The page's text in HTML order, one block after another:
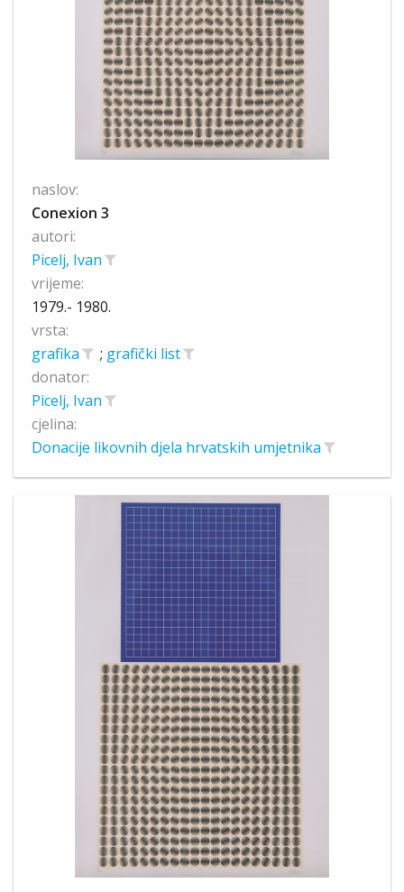
naslov:
Conexion 3
autori:
Picelj, Ivan
vrijeme:
1979.- 1980.
vrsta:
grafika
; grafički list
donator:
Picelj, Ivan
cjelina:
Donacije likovnih djela hrvatskih umjetnika